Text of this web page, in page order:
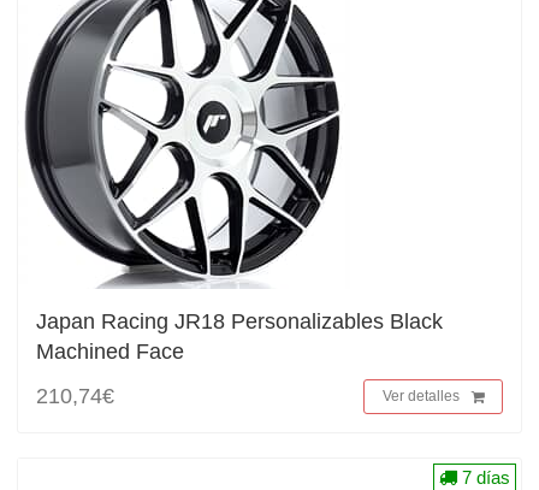
Japan Racing JR18 Personalizables Black
Machined Face
210,74€
Ver detalles
7 días